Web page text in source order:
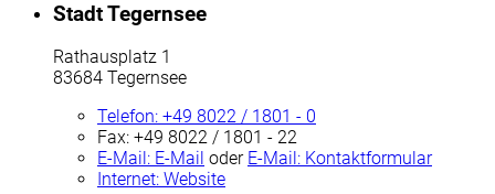
Stadt Tegernsee
Rathausplatz 1
83684 Tegernsee
Telefon: +49 8022 / 1801 - 0
Fax: +49 8022 / 1801 - 22
E-Mail: E-Mail oder E-Mail: Kontaktformular
Internet: Website